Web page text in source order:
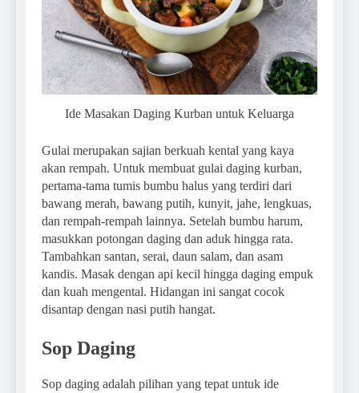
Ide Masakan Daging Kurban untuk Keluarga
Gulai merupakan sajian berkuah kental yang kaya
akan rempah. Untuk membuat gulai daging kurban,
pertama-tama tumis bumbu halus yang terdiri dari
bawang merah, bawang putih, kunyit, jahe, lengkuas,
dan rempah-rempah lainnya. Setelah bumbu harum,
masukkan potongan daging dan aduk hingga rata.
Tambahkan santan, serai, daun salam, dan asam
kandis. Masak dengan api kecil hingga daging empuk
dan kuah mengental. Hidangan ini sangat cocok
disantap dengan nasi putih hangat.
Sop Daging
Sop daging adalah pilihan yang tepat untuk ide